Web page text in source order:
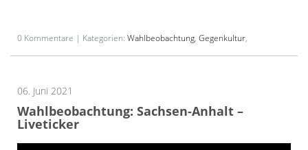
0 Kommentare | Kategorien: Wahlbeobachtung, Gegenkultur,
06. Juni 2021
Wahlbeobachtung: Sachsen-Anhalt –
Liveticker